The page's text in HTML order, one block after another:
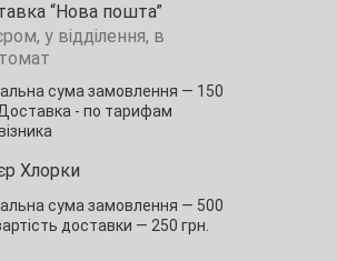
“Нова пошта”
у відділення, в
сума замовлення — 150
- по тарифам
Хлорки
сума замовлення — 500
доставки — 250 грн.